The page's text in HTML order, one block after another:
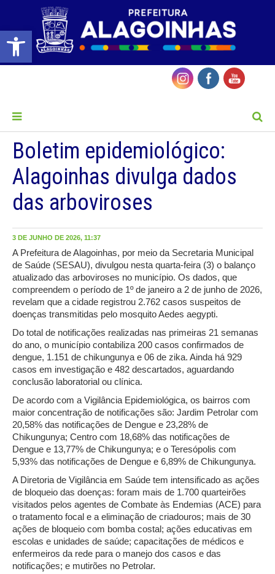
Barra de Ferramentas Aberta
Boletim epidemiológico:
Alagoinhas divulga dados
das arboviroses
3 DE JUNHO DE 2026, 11:37
A Prefeitura de Alagoinhas, por meio da Secretaria Municipal
de Saúde (SESAU), divulgou nesta quarta-feira (3) o balanço
atualizado das arboviroses no município. Os dados, que
compreendem o período de 1º de janeiro a 2 de junho de 2026,
revelam que a cidade registrou 2.762 casos suspeitos de
doenças transmitidas pelo mosquito Aedes aegypti.
Do total de notificações realizadas nas primeiras 21 semanas
do ano, o município contabiliza 200 casos confirmados de
dengue, 1.151 de chikungunya e 06 de zika. Ainda há 929
casos em investigação e 482 descartados, aguardando
conclusão laboratorial ou clínica.
De acordo com a Vigilância Epidemiológica, os bairros com
maior concentração de notificações são: Jardim Petrolar com
20,58% das notificações de Dengue e 23,28% de
Chikungunya; Centro com 18,68% das notificações de
Dengue e 13,77% de Chikungunya; e o Teresópolis com
5,93% das notificações de Dengue e 6,89% de Chikungunya.
A Diretoria de Vigilância em Saúde tem intensificado as ações
de bloqueio das doenças: foram mais de 1.700 quarteirões
visitados pelos agentes de Combate às Endemias (ACE) para
o tratamento focal e a eliminação de criadouros; mais de 30
ações de bloqueio com bomba costal; ações educativas em
escolas e unidades de saúde; capacitações de médicos e
enfermeiros da rede para o manejo dos casos e das
notificações; e mutirões no Petrolar.